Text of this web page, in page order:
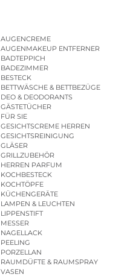
AUGENCREME
AUGENMAKEUP ENTFERNER
BADTEPPICH
BADEZIMMER
BESTECK
BETTWÄSCHE & BETTBEZÜGE
DEO & DEODORANTS
GÄSTETÜCHER
FÜR SIE
GESICHTSCREME HERREN
GESICHTSREINIGUNG
GLÄSER
GRILLZUBEHÖR
HERREN PARFUM
KOCHBESTECK
KOCHTÖPFE
KÜCHENGERÄTE
LAMPEN & LEUCHTEN
LIPPENSTIFT
MESSER
NAGELLACK
PEELING
PORZELLAN
RAUMDÜFTE & RAUMSPRAY
VASEN